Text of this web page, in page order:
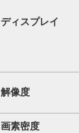
ディスプレイ
解像度
画素密度